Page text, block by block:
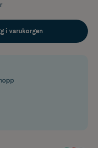
i varukorgen